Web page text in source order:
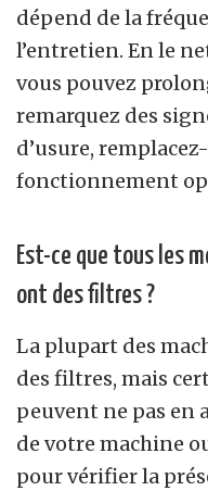
dépend de la
l’entretien. En le
vous pouvez
remarquez des
d’usure,
fonctionnement
Est-ce que tous les
ont des filtres ?
La plupart des
des filtres, mais
peuvent ne pas en
de votre machine
pour vérifier la